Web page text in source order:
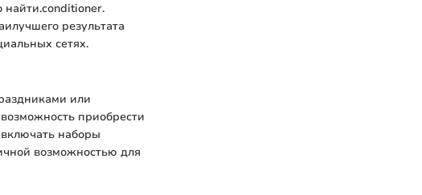
найти.conditioner.
результата
сетях.
или
приобрести
наборы
возможностью для